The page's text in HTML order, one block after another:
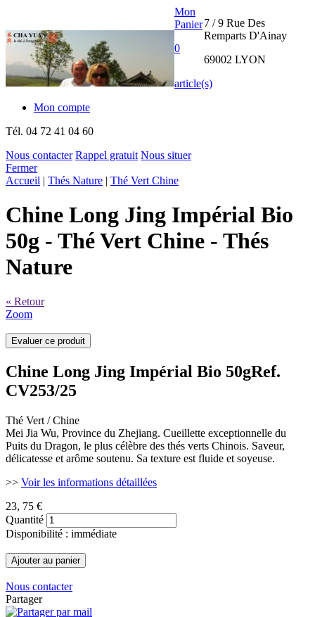
THE CHA
YUAN
INTERNATIONAL
7 / 9 Rue Des
Remparts D'Ainay
69002 LYON
Mon
Panier
0
article(s)
Mon compte
Tél. 04 72 41 04 60
Nous contacter Rappel gratuit Nous situer
Fermer
Accueil | Thés Nature | Thé Vert Chine
Chine Long Jing Impérial Bio
50g - Thé Vert Chine - Thés
Nature
« Retour
Zoom
Chine Long Jing Impérial Bio 50gRef.
CV253/25
Thé Vert / Chine
Mei Jia Wu, Province du Zhejiang. Cueillette exceptionnelle du
Puits du Dragon, le plus célèbre des thés verts Chinois. Saveur,
délicatesse et arôme soutenu. Sa texture est fluide et soyeuse.
>> Voir les informations détaillées
23, 75 €
Quantité
Disponibilité : immédiate
Nous contacter
Partager